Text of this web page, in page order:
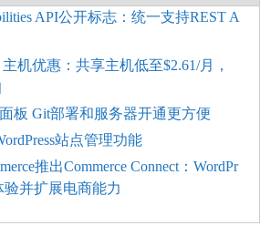
API公开标志：统一支持REST A
机优惠：共享主机低至$2.61/月，
板 Git部署和服务器开通更方便
站点管理功能
推出Commerce Connect：WordPr
验并扩展电商能力